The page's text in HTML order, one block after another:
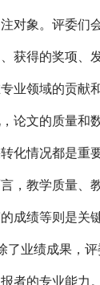
对象。评委们
获得的奖项、
业领域的贡献
论文的质量和
化情况都是重
，教学质量、
成绩等则是关
了业绩成果，
者的专业能力